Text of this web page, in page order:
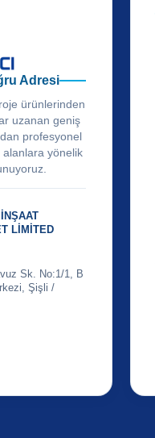
Adresi
ürünlerinden
uzanan geniş
profesyonel
alanlara yönelik
LİMİTED
Sk. No:1/1, B
Şişli /